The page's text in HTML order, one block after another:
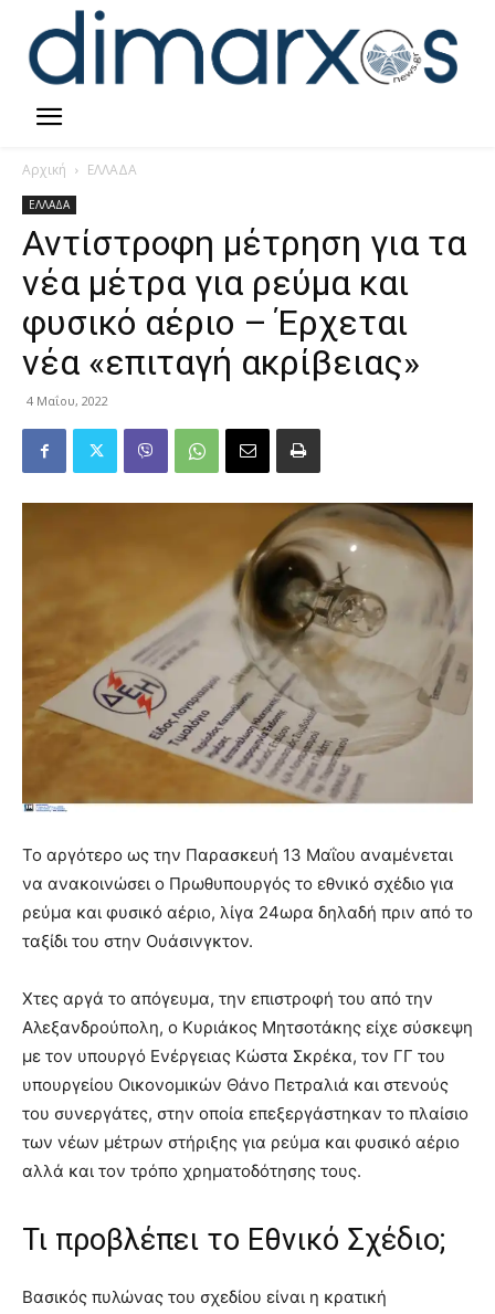
Αρχική ΕΛΛΑΔΑ
ΕΛΛΑΔΑ
Αντίστροφη μέτρηση για τα
νέα μέτρα για ρεύμα και
φυσικό αέριο – Έρχεται
νέα «επιταγή ακρίβειας»
4 Μαΐου, 2022
Το αργότερο ως την Παρασκευή 13 Μαΐου αναμένεται
να ανακοινώσει ο Πρωθυπουργός το εθνικό σχέδιο για
ρεύμα και φυσικό αέριο, λίγα 24ωρα δηλαδή πριν από το
ταξίδι του στην Ουάσινγκτον.
Χτες αργά το απόγευμα, την επιστροφή του από την
Αλεξανδρούπολη, ο Κυριάκος Μητσοτάκης είχε σύσκεψη
με τον υπουργό Ενέργειας Κώστα Σκρέκα, τον ΓΓ του
υπουργείου Οικονομικών Θάνο Πετραλιά και στενούς
του συνεργάτες, στην οποία επεξεργάστηκαν το πλαίσιο
των νέων μέτρων στήριξης για ρεύμα και φυσικό αέριο
αλλά και τον τρόπο χρηματοδότησης τους.
Τι προβλέπει το Εθνικό Σχέδιο;
Βασικός πυλώνας του σχεδίου είναι η κρατική